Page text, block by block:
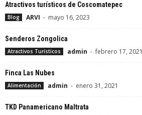
Atractivos turísticos de Coscomatepec
Blog ARVI - mayo 16, 2023
Senderos Zongolica
Atractivos Turísticos admin - febrero 17, 2021
Finca Las Nubes
Alimentación admin - enero 31, 2021
TKD Panamericano Maltrata